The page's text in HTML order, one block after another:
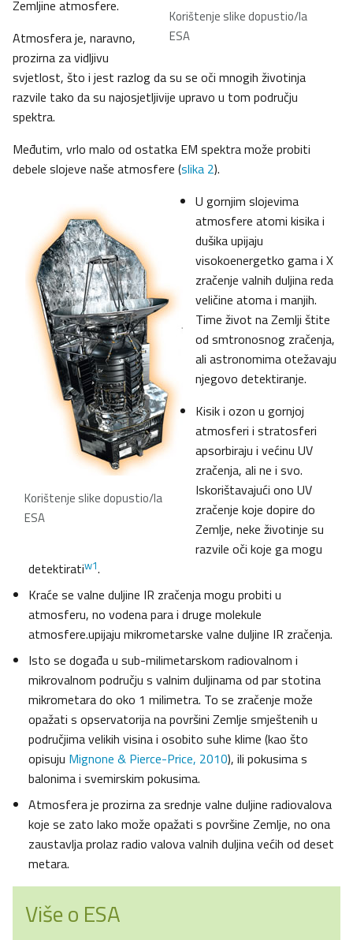
Korištenje slike dopustio/la
ESA
Zemljine atmosfere.
Atmosfera je, naravno,
prozirna za vidljivu
svjetlost, što i jest razlog da su se oči mnogih životinja
razvile tako da su najosjetljivije upravo u tom području
spektra.
Međutim, vrlo malo od ostatka EM spektra može probiti
debele slojeve naše atmosfere (slika 2).
Korištenje slike dopustio/la
ESA
U gornjim slojevima
atmosfere atomi kisika i
dušika upijaju
visokoenergetko gama i X
zračenje valnih duljina reda
veličine atoma i manjih.
Time život na Zemlji štite
od smtronosnog zračenja,
ali astronomima otežavaju
njegovo detektiranje.
Kisik i ozon u gornjoj
atmosferi i stratosferi
apsorbiraju i većinu UV
zračenja, ali ne i svo.
Iskorištavajući ono UV
zračenje koje dopire do
Zemlje, neke životinje su
razvile oči koje ga mogu
detektiratiw1.
Kraće se valne duljine IR zračenja mogu probiti u
atmosferu, no vodena para i druge molekule
atmosfere.upijaju mikrometarske valne duljine IR zračenja.
Isto se događa u sub-milimetarskom radiovalnom i
mikrovalnom području s valnim duljinama od par stotina
mikrometara do oko 1 milimetra. To se zračenje može
opažati s opservatorija na površini Zemlje smještenih u
područjima velikih visina i osobito suhe klime (kao što
opisuju Mignone & Pierce-Price, 2010), ili pokusima s
balonima i svemirskim pokusima.
Atmosfera je prozirna za srednje valne duljine radiovalova
koje se zato lako može opažati s površine Zemlje, no ona
zaustavlja prolaz radio valova valnih duljina većih od deset
metara.
Više o ESA